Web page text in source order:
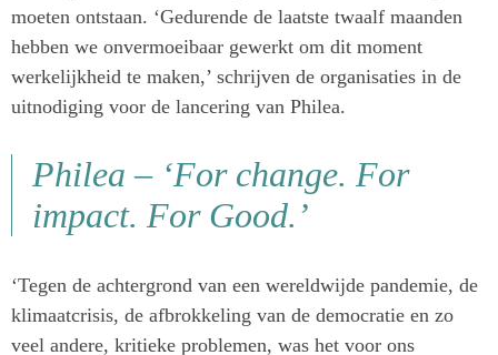
moeten ontstaan. ‘Gedurende de laatste twaalf maanden
hebben we onvermoeibaar gewerkt om dit moment
werkelijkheid te maken,’ schrijven de organisaties in de
uitnodiging voor de lancering van Philea.
Philea – ‘For change. For
impact. For Good.’
‘Tegen de achtergrond van een wereldwijde pandemie, de
klimaatcrisis, de afbrokkeling van de democratie en zo
veel andere, kritieke problemen, was het voor ons